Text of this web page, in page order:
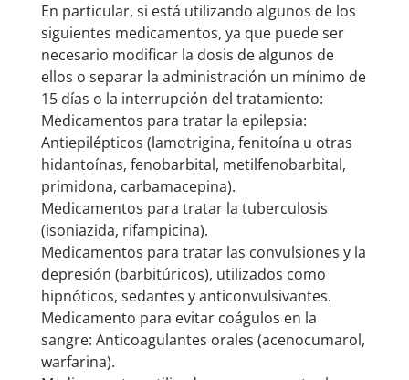
En particular, si está utilizando algunos de los
siguientes medicamentos, ya que puede ser
necesario modificar la dosis de algunos de
ellos o separar la administración un mínimo de
15 días o la interrupción del tratamiento:
Medicamentos para tratar la epilepsia:
Antiepilépticos (lamotrigina, fenitoína u otras
hidantoínas, fenobarbital, metilfenobarbital,
primidona, carbamacepina).
Medicamentos para tratar la tuberculosis
(isoniazida, rifampicina).
Medicamentos para tratar las convulsiones y la
depresión (barbitúricos), utilizados como
hipnóticos, sedantes y anticonvulsivantes.
Medicamento para evitar coágulos en la
sangre: Anticoagulantes orales (acenocumarol,
warfarina).